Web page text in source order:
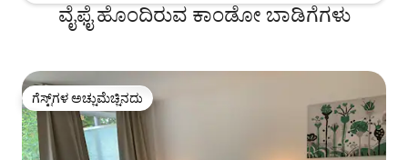
ವೈಫೈ ಹೊಂದಿರುವ ಕಾಂಡೋ ಬಾಡಿಗೆಗಳು
ಗೆಸ್ಟ್‌ಗಳ ಅಚ್ಚುಮೆಚ್ಚಿನದು
ಗೆಸ್ಟ್‌ಗಳ ಅಚ್ಚುಮೆಚ್ಚಿನದು